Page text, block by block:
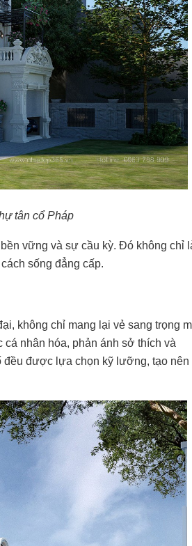
tân cổ Pháp
vững và sự cầu kỳ. Đó không chỉ
sống đẳng cấp.
không chỉ mang lại vẻ sang trọng
nhân hóa, phản ánh sở thích và
đều được lựa chọn kỹ lưỡng, tạo nên